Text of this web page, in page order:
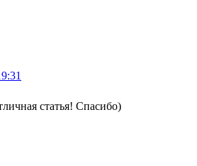
статья! Спасибо)